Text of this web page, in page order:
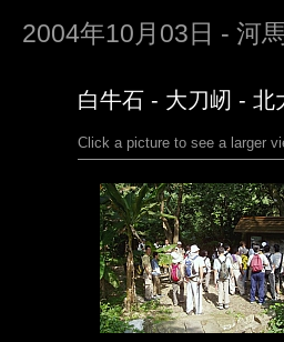
2004年10月03日 - 河
白牛石 - 大刀屻 - 北
Click a picture to see a larger